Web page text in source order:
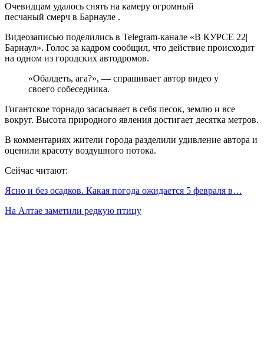
Очевидцам удалось снять на камеру огромный
песчаный смерч в Барнауле .
Видеозаписью поделились в Telegram-канале «В КУРСЕ 22|
Барнаул». Голос за кадром сообщил, что действие происходит
на одном из городских автодромов.
«Обалдеть, ага?», — спрашивает автор видео у
своего собеседника.
Гигантское торнадо засасывает в себя песок, землю и все
вокруг. Высота природного явления достигает десятка метров.
В комментариях жители города разделили удивление автора и
оценили красоту воздушного потока.
Сейчас читают:
Ясно и без осадков. Какая погода ожидается 5 февраля в…
На Алтае заметили редкую птицу